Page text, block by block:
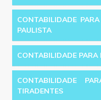
CONTABILIDADE
PAULISTA
CONTABILIDADE PARA
CONTABILIDADE
TIRADENTES